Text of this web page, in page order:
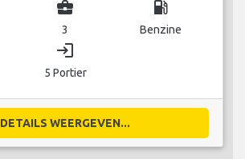
business_center
3
local_gas_station
Benzine
login
5 Portier
DETAILS WEERGEVEN...